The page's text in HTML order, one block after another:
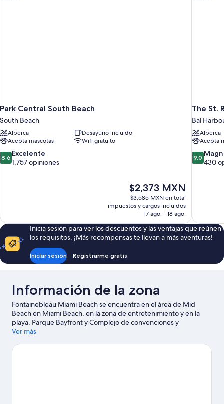
Park Central South Beach
South Beach
Alberca
Desayuno incluido
Acepta mascotas
Wifi gratuito
8.6
de
8.6 Excelente
1,757 opiniones
El
precio
actual
de
$2,373 MXN
$2,373 MXN
$3,585 MXN en total
impuestos y cargos incluidos
17 ago. - 18 ago.
The St.
Bal
Alberca
Acepta
9.0
de
9.0
430
Inicia sesión para ver los descuentos y las ventajas que reúnen
los requisitos. ¡Más recompensas te llevan a más aventuras!
Iniciar sesión Registrarme gratis
Información de la zona
Fontainebleau Miami Beach se encuentra en el área de Mid
Beach en Miami Beach, en la zona de entretenimiento y en la
playa. Parque Bayfront y Complejo de convenciones y
entretenimiento James L. Knight Center son lugares culturales
de la zona incluyen Distrito histórico de Art Decó y Museo y
Ver más